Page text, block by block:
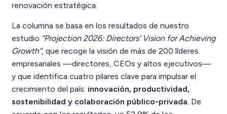
renovación estratégica.
La columna se basa en los resultados de nuestro
estudio “Projection 2026: Directors’ Vision for Achieving
Growth”, que recoge la visión de más de 200 líderes
empresariales —directores, CEOs y altos ejecutivos—
y que identifica cuatro pilares clave para impulsar el
crecimiento del país: innovación, productividad,
sostenibilidad y colaboración público-privada. De